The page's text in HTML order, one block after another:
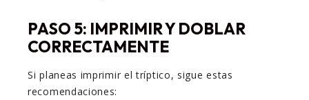
PASO 5: IMPRIMIR Y DOBLAR
CORRECTAMENTE
Si planeas imprimir el tríptico, sigue estas
recomendaciones: